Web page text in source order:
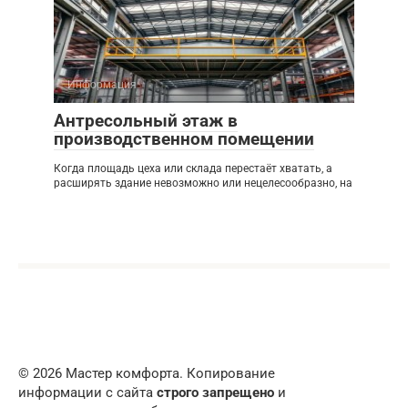
Информация
Антресольный этаж в
производственном помещении
Когда площадь цеха или склада перестаёт хватать, а
расширять здание невозможно или нецелесообразно, на
© 2026 Мастер комфорта. Копирование
информации с сайта строго запрещено и